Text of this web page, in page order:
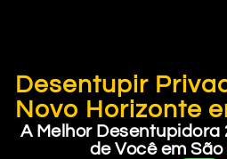
Desentupir
Novo Horizonte
A Melhor Desentupidora
de Você em